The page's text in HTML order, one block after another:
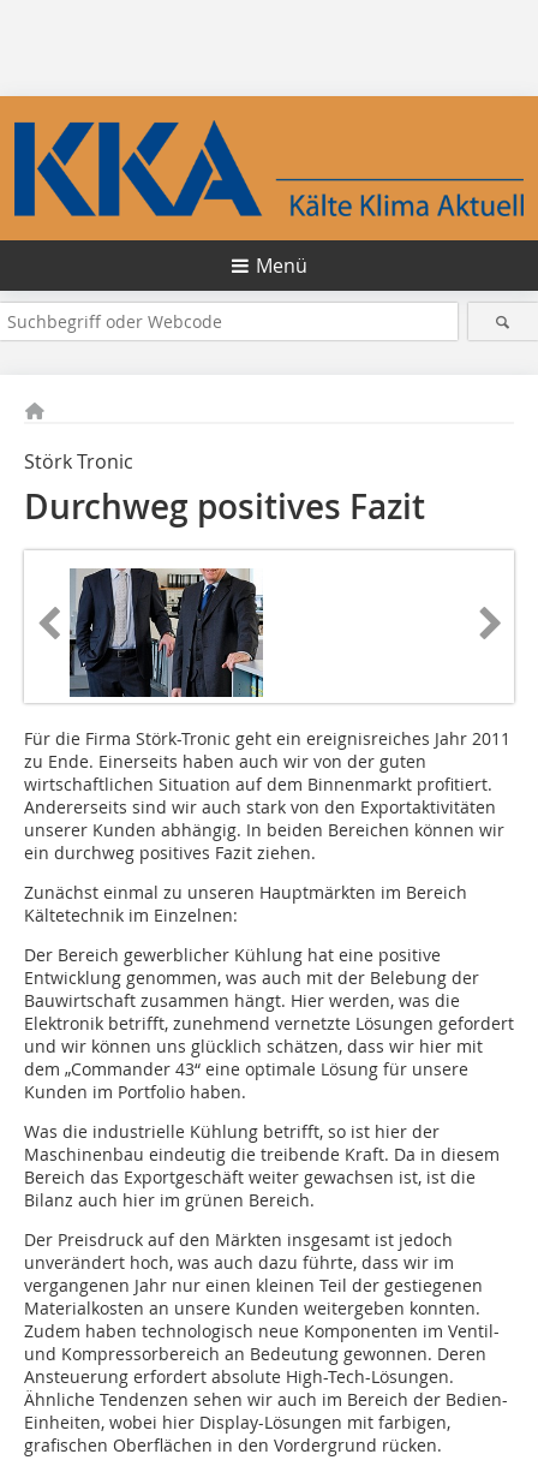
Menü
Störk Tronic
Durchweg positives Fazit
Für die Firma Störk-Tronic geht ein ereignisreiches Jahr 2011
zu Ende. Einerseits haben auch wir von der guten
wirtschaftlichen Situation auf dem Binnenmarkt profitiert.
Andererseits sind wir auch stark von den Exportaktivitäten
unserer Kunden abhängig. In beiden Bereichen können wir
ein durchweg positives Fazit ziehen.
Zunächst einmal zu unseren Hauptmärkten im Bereich
Kältetechnik im Einzelnen:
Der Bereich gewerblicher Kühlung hat eine positive
Entwicklung genommen, was auch mit der Belebung der
Bauwirtschaft zusammen hängt. Hier werden, was die
Elektronik betrifft, zunehmend vernetzte Lösungen gefordert
und wir können uns glücklich schätzen, dass wir hier mit
dem „Commander 43“ eine optimale Lösung für unsere
Kunden im Portfolio haben.
Was die industrielle Kühlung betrifft, so ist hier der
Maschinenbau eindeutig die treibende Kraft. Da in diesem
Bereich das Exportgeschäft weiter gewachsen ist, ist die
Bilanz auch hier im grünen Bereich.
Der Preisdruck auf den Märkten insgesamt ist jedoch
unverändert hoch, was auch dazu führte, dass wir im
vergangenen Jahr nur einen kleinen Teil der gestiegenen
Materialkosten an unsere Kunden weitergeben konnten.
Zudem haben technologisch neue Komponenten im Ventil-
und Kompressorbereich an Bedeutung gewonnen. Deren
Ansteuerung erfordert absolute High-Tech-Lösungen.
Ähnliche Tendenzen sehen wir auch im Bereich der Bedien-
Einheiten, wobei hier Display-Lösungen mit farbigen,
grafischen Oberflächen in den Vordergrund rücken.